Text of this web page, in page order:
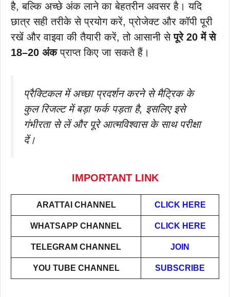
है, बल्कि अच्छे अंक लाने का बेहतरीन अवसर है। यदि
छात्र सही तरीके से प्रयोग करें, प्रोजेक्ट और कॉपी पूरी
रखें और वाइवा की तैयारी करें, तो आसानी सेपूरे 20 में से
18–20 अंकप्राप्त किए जा सकते हैं।
प्रैक्टिकल में अच्छा प्रदर्शन करने से मैट्रिक के
कुल रिजल्ट में बड़ा फर्क पड़ता है, इसलिए इसे
गंभीरता से लें और पूरे आत्मविश्वास के साथ परीक्षा
दें।
IMPORTANT LINK
ARATTAI CHANNEL CLICK HERE
WHATSAPP CHANNEL CLICK HERE
TELEGRAM CHANNEL JOIN
YOU TUBE CHANNEL SUBSCRIBE